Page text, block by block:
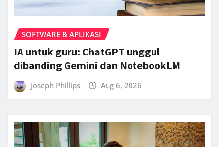
SOFTWARE & APLIKASI
IA untuk guru: ChatGPT unggul
dibanding Gemini dan NotebookLM
Joseph Phillips Aug 6, 2026